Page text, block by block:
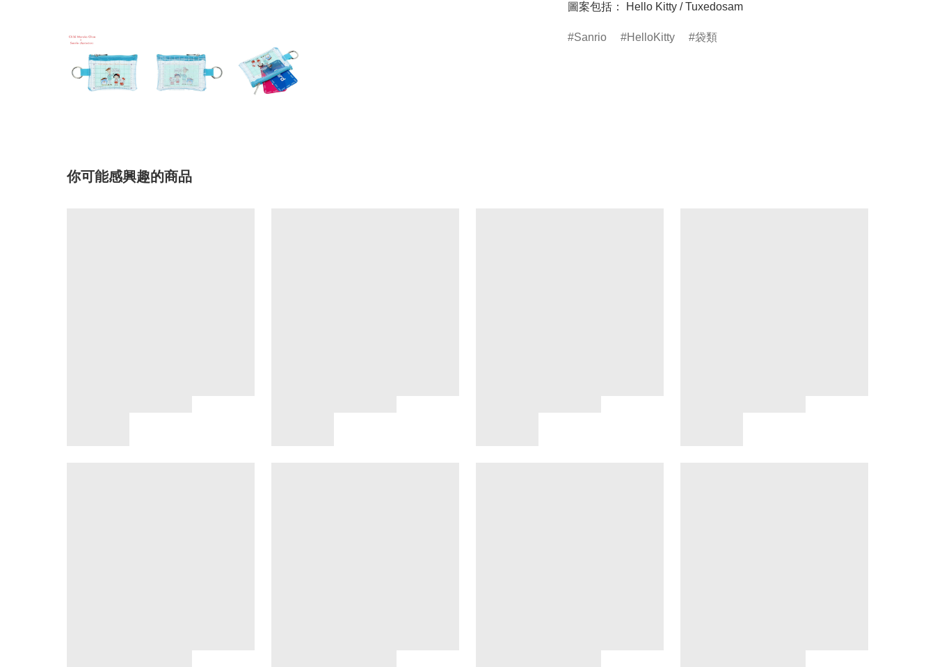
圖案包括： Hello Kitty / Tuxedosam
Sanrio HelloKitty 袋類
你可能感興趣的商品